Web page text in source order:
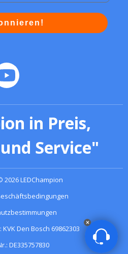
in Preis,
Service"
2026LEDChampion
Den Bosch 69862303
DE335757830